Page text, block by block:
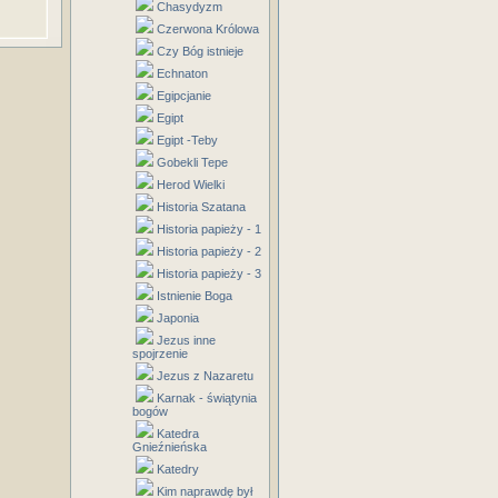
Chasydyzm
Czerwona Królowa
Czy Bóg istnieje
Echnaton
Egipcjanie
Egipt
Egipt -Teby
Gobekli Tepe
Herod Wielki
Historia Szatana
Historia papieży - 1
Historia papieży - 2
Historia papieży - 3
Istnienie Boga
Japonia
Jezus inne
spojrzenie
Jezus z Nazaretu
Karnak - świątynia
bogów
Katedra
Gnieźnieńska
Katedry
Kim naprawdę był